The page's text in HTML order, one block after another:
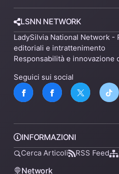
LSNN NETWORK
LadySilvia National Network -
editoriali e intrattenimento
Responsabilità e innovazione
Seguici sui social
INFORMAZIONI
Cerca Articoli RSS Feed
Network